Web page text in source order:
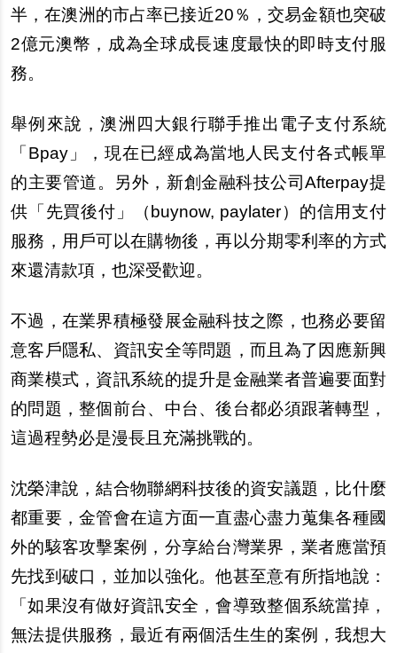
半，在澳洲的市占率已接近20％，交易金額也突破
2億元澳幣，成為全球成長速度最快的即時支付服
務。
舉例來說 ，澳洲四大銀行聯手推出電子支付系統
「Bpay」，現在已經成為當地人民支付各式帳單
的主要管道。 另外，新創金融科技公司Afterpay提
供「先買後付」（buynow, paylater）的信用支付
服務，用 戶可以在購物後，再以分期零利率的方式
來還清款項，也深受歡迎。
不過，在業界積極發展金融科技之際，也務必要留
意客 戶隱私、資訊安全等問題，而且為了因應新興
商業模式，資訊系統的提升是金融業者普遍要面對
的問題，整個前台、中台、後台都必須跟著轉型，
這過程勢必是漫長且充滿挑戰的。
沈榮津說 ，結合物聯網科技後的資安議題，比什麼
都重要，金管會在這方面一直盡心盡力蒐集各種國
外的駭客攻擊案例，分享給台灣業界，業者應當預
先找到破口，並加以強化。他甚至意有所指地說 ：
「如果沒有做好資訊安全，會導致整個系統當掉，
無法提供服務，最近有兩個活生生的案例，我想大